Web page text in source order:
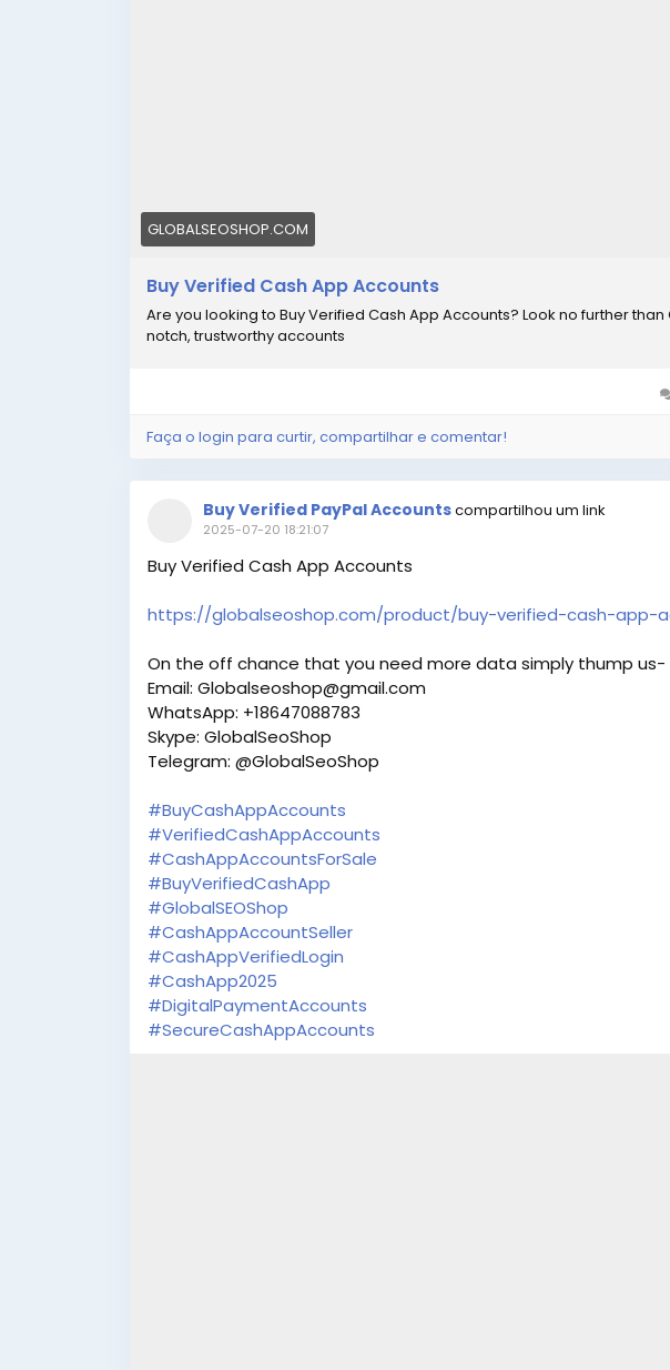
GLOBALSEOSHOP.COM
Buy Verified Cash App Accounts
Are you looking to Buy Verified Cash App Accounts? Look no further
notch, trustworthy accounts
Faça o login para curtir, compartilhar e comentar!
Buy Verified PayPal Accountscompartilhou um link
2025-07-20 18:21:07
Buy Verified Cash App Accounts
https://globalseoshop.com/product/buy-verified-cash-app-
On the off chance that you need more data simply thump us-
Email: Globalseoshop@gmail.com
WhatsApp: +18647088783
Skype: GlobalSeoShop
Telegram: @GlobalSeoShop
#BuyCashAppAccounts
#VerifiedCashAppAccounts
#CashAppAccountsForSale
#BuyVerifiedCashApp
#GlobalSEOShop
#CashAppAccountSeller
#CashAppVerifiedLogin
#CashApp2025
#DigitalPaymentAccounts
#SecureCashAppAccounts